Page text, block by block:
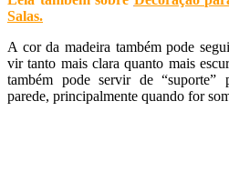
Salas.
A cor da madeira também pode
vir tanto mais clara quanto mais
também pode servir de “suporte”
parede, principalmente quando for